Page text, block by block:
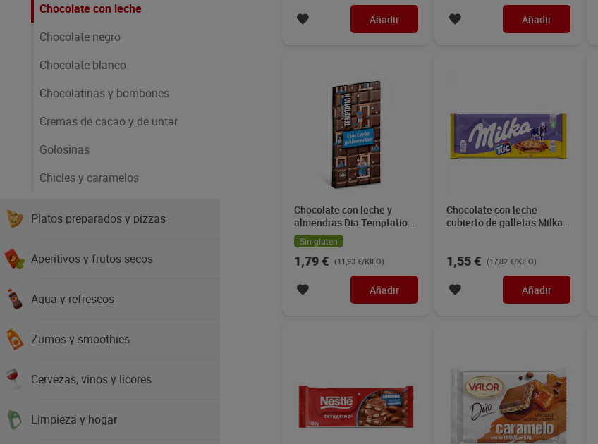
Chocolate con leche
Chocolate negro
Chocolate blanco
Chocolatinas y bombones
Cremas de cacao y de untar
Golosinas
Chicles y caramelos
Platos preparados y pizzas
Aperitivos y frutos secos
Agua y refrescos
Zumos y smoothies
Cervezas, vinos y licores
Limpieza y hogar
Añadir Añadir
Chocolate con leche y
almendras Dia Temptation
150 g
Sin gluten
1,79 € (11,93 €/KILO)
Añadir
Chocolate con leche
cubierto de galletas Milka
1,55 € (17,82 €/KILO)
Añadir